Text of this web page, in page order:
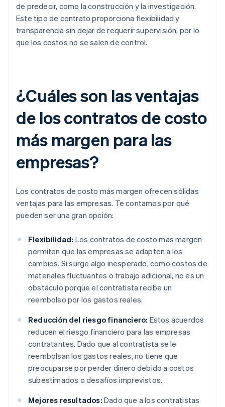
de predecir, como la construcción y la investigación.
Este tipo de contrato proporciona flexibilidad y
transparencia sin dejar de requerir supervisión, por lo
que los costos no se salen de control.
¿Cuáles son las ventajas
de los contratos de costo
más margen para las
empresas?
Los contratos de costo más margen ofrecen sólidas
ventajas para las empresas. Te contamos por qué
pueden ser una gran opción:
Flexibilidad: Los contratos de costo más margen
permiten que las empresas se adapten a los
cambios. Si surge algo inesperado, como costos de
materiales fluctuantes o trabajo adicional, no es un
obstáculo porque el contratista recibe un
reembolso por los gastos reales.
Reducción del riesgo financiero: Estos acuerdos
reducen el riesgo financiero para las empresas
contratantes. Dado que al contratista se le
reembolsan los gastos reales, no tiene que
preocuparse por perder dinero debido a costos
subestimados o desafíos imprevistos.
Mejores resultados: Dado que a los contratistas